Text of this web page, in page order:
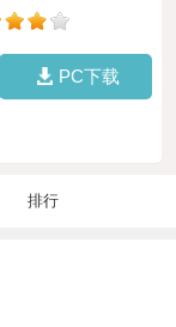
PC下载
排行